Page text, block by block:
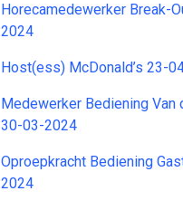
Horecamedewerker Break-
2024
Host(ess) McDonald’s 23-
Medewerker Bediening Van
30-03-2024
Oproepkracht Bediening
2024